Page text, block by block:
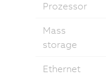
Prozessor
Mass
storage
Ethernet